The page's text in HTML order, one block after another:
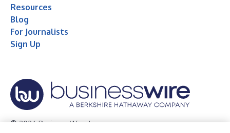
Resources
Blog
For Journalists
Sign Up
© 2026 Business Wire, Inc.